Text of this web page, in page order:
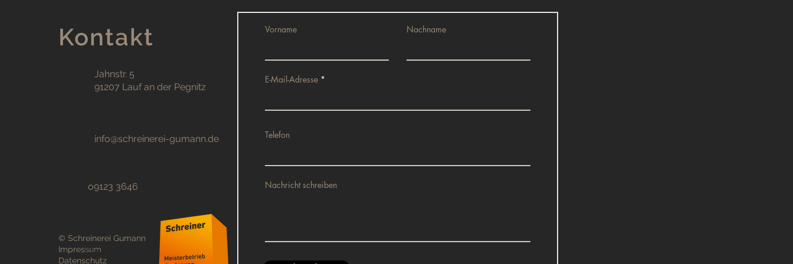
Kontakt
Jahnstr. 5
91207 Lauf an der Pegnitz
info@schreinerei-gumann.de
o9123 3646
© Schreinerei Gumann
Impressum
Datenschutz
Lesen
Vorname Nachname
E-Mail-Adresse
Telefon
Nachricht schreiben